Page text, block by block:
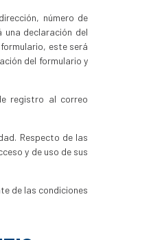
número de
una declaración del
este será
del formulario y
registro al correo
Respecto de las
y de uso de sus
de las condiciones